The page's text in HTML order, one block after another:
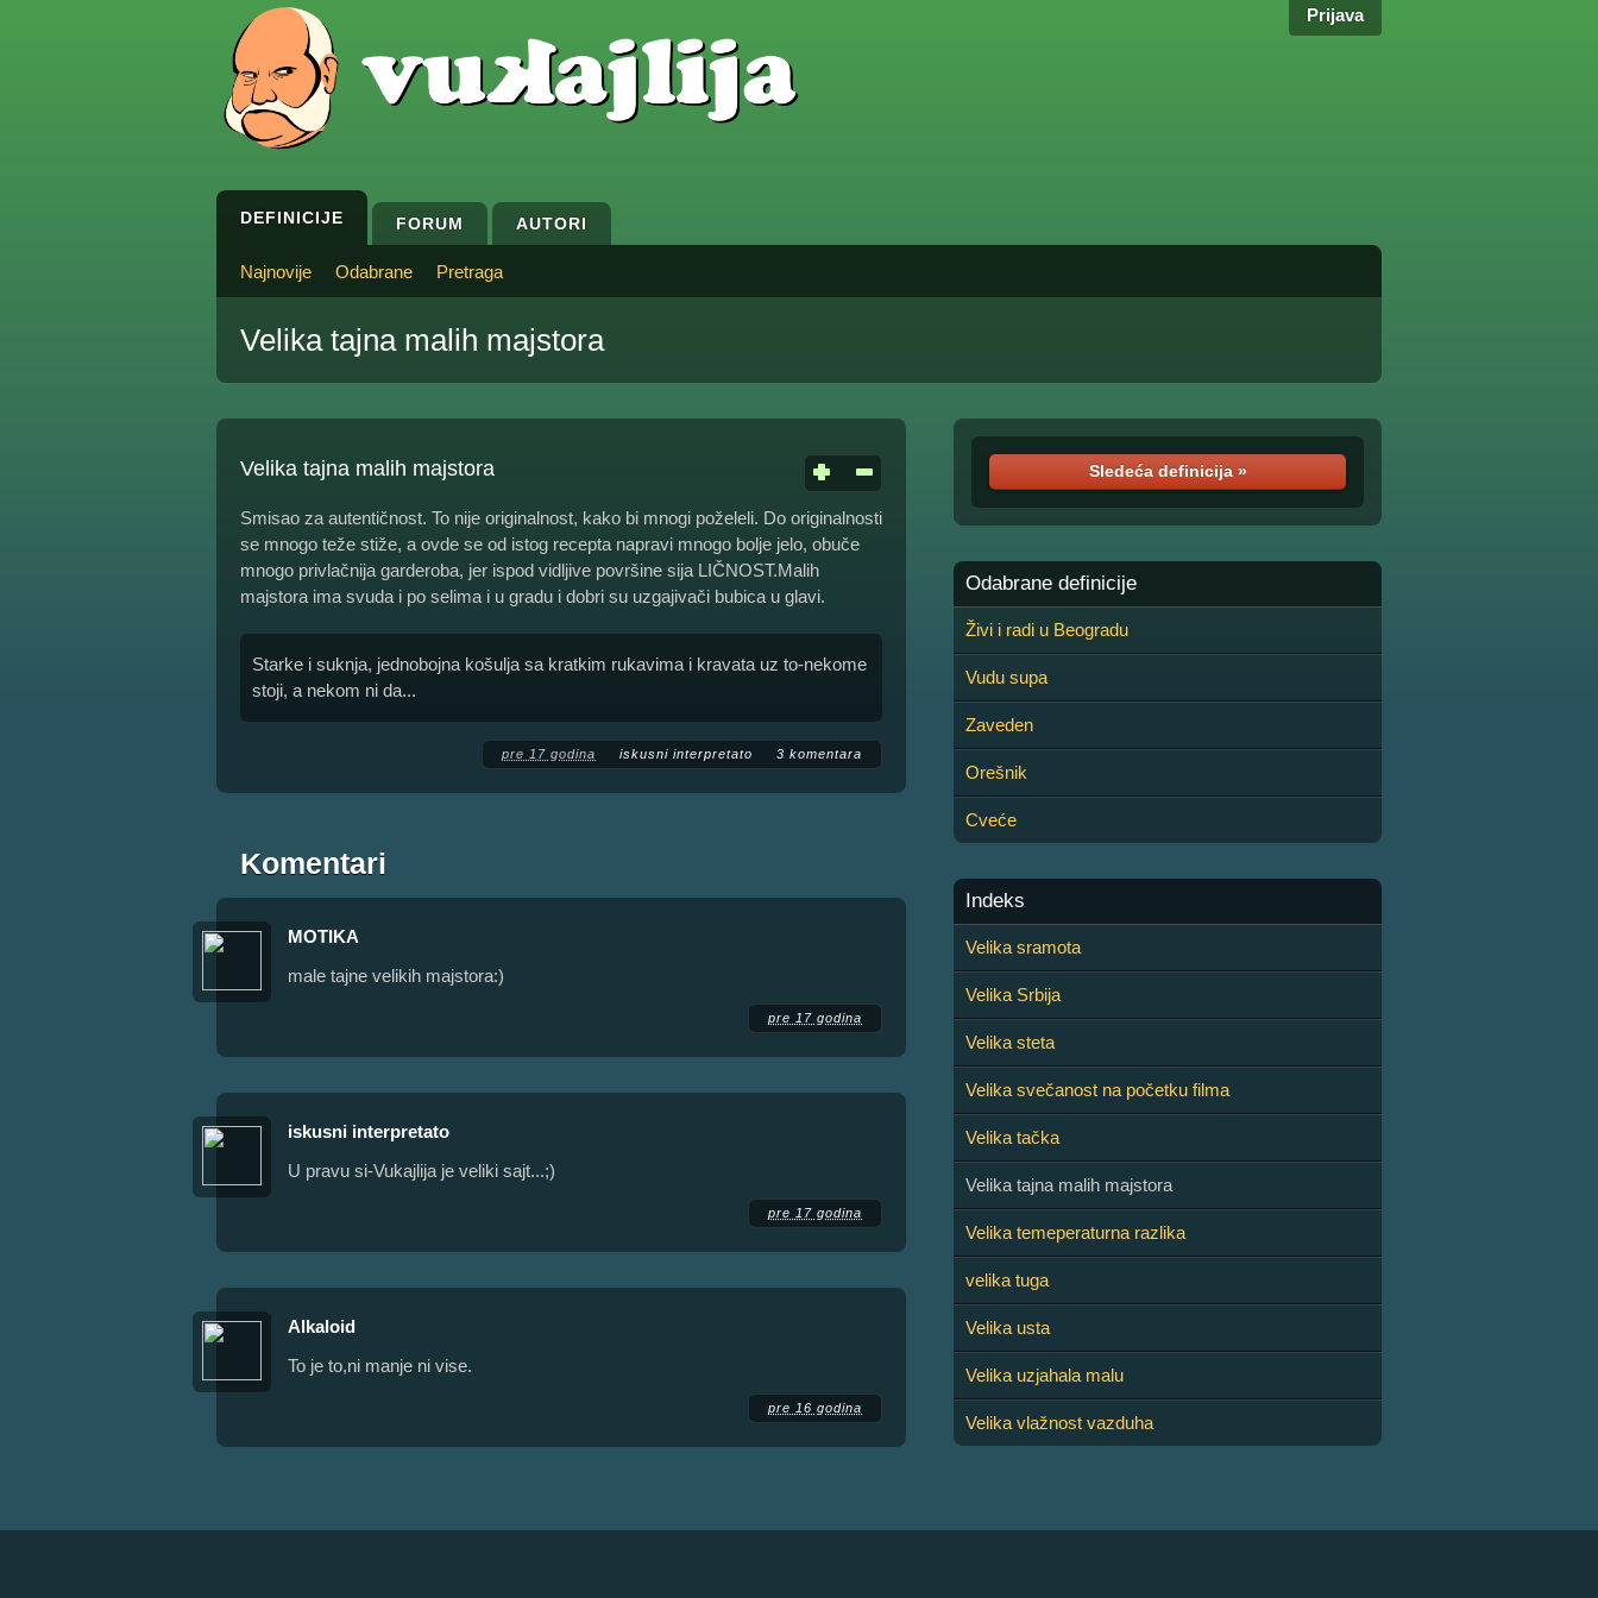
Prijava
DEFINICIJE FORUM AUTORI
Najnovije Odabrane Pretraga
Velika tajna malih majstora
Velika tajna malih majstora
Smisao za autentičnost. To nije originalnost, kako bi mnogi poželeli. Do originalnosti
se mnogo teže stiže, a ovde se od istog recepta napravi mnogo bolje jelo, obuče
mnogo privlačnija garderoba, jer ispod vidljive površine sija LIČNOST.Malih
majstora ima svuda i po selima i u gradu i dobri su uzgajivači bubica u glavi.
Starke i suknja, jednobojna košulja sa kratkim rukavima i kravata uz to-nekome
stoji, a nekom ni da...
pre 17 godina iskusni interpretato 3 komentara
Komentari
MOTIKA
male tajne velikih majstora:)
pre 17 godina
iskusni interpretato
U pravu si-Vukajlija je veliki sajt...;)
pre 17 godina
Alkaloid
To je to,ni manje ni vise.
pre 16 godina
Sledeća definicija »
Odabrane definicije
Živi i radi u Beogradu
Vudu supa
Zaveden
Orešnik
Cveće
Indeks
Velika sramota
Velika Srbija
Velika steta
Velika svečanost na početku filma
Velika tačka
Velika tajna malih majstora
Velika temeperaturna razlika
velika tuga
Velika usta
Velika uzjahala malu
Velika vlažnost vazduha